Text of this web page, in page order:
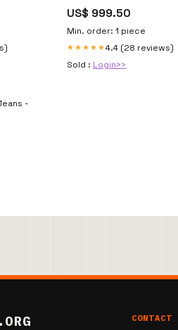
US$ 999.50
Min. order: 1 piece
★★★★★4.4 (28 reviews)
Sold : Login>>
-
CONTACT